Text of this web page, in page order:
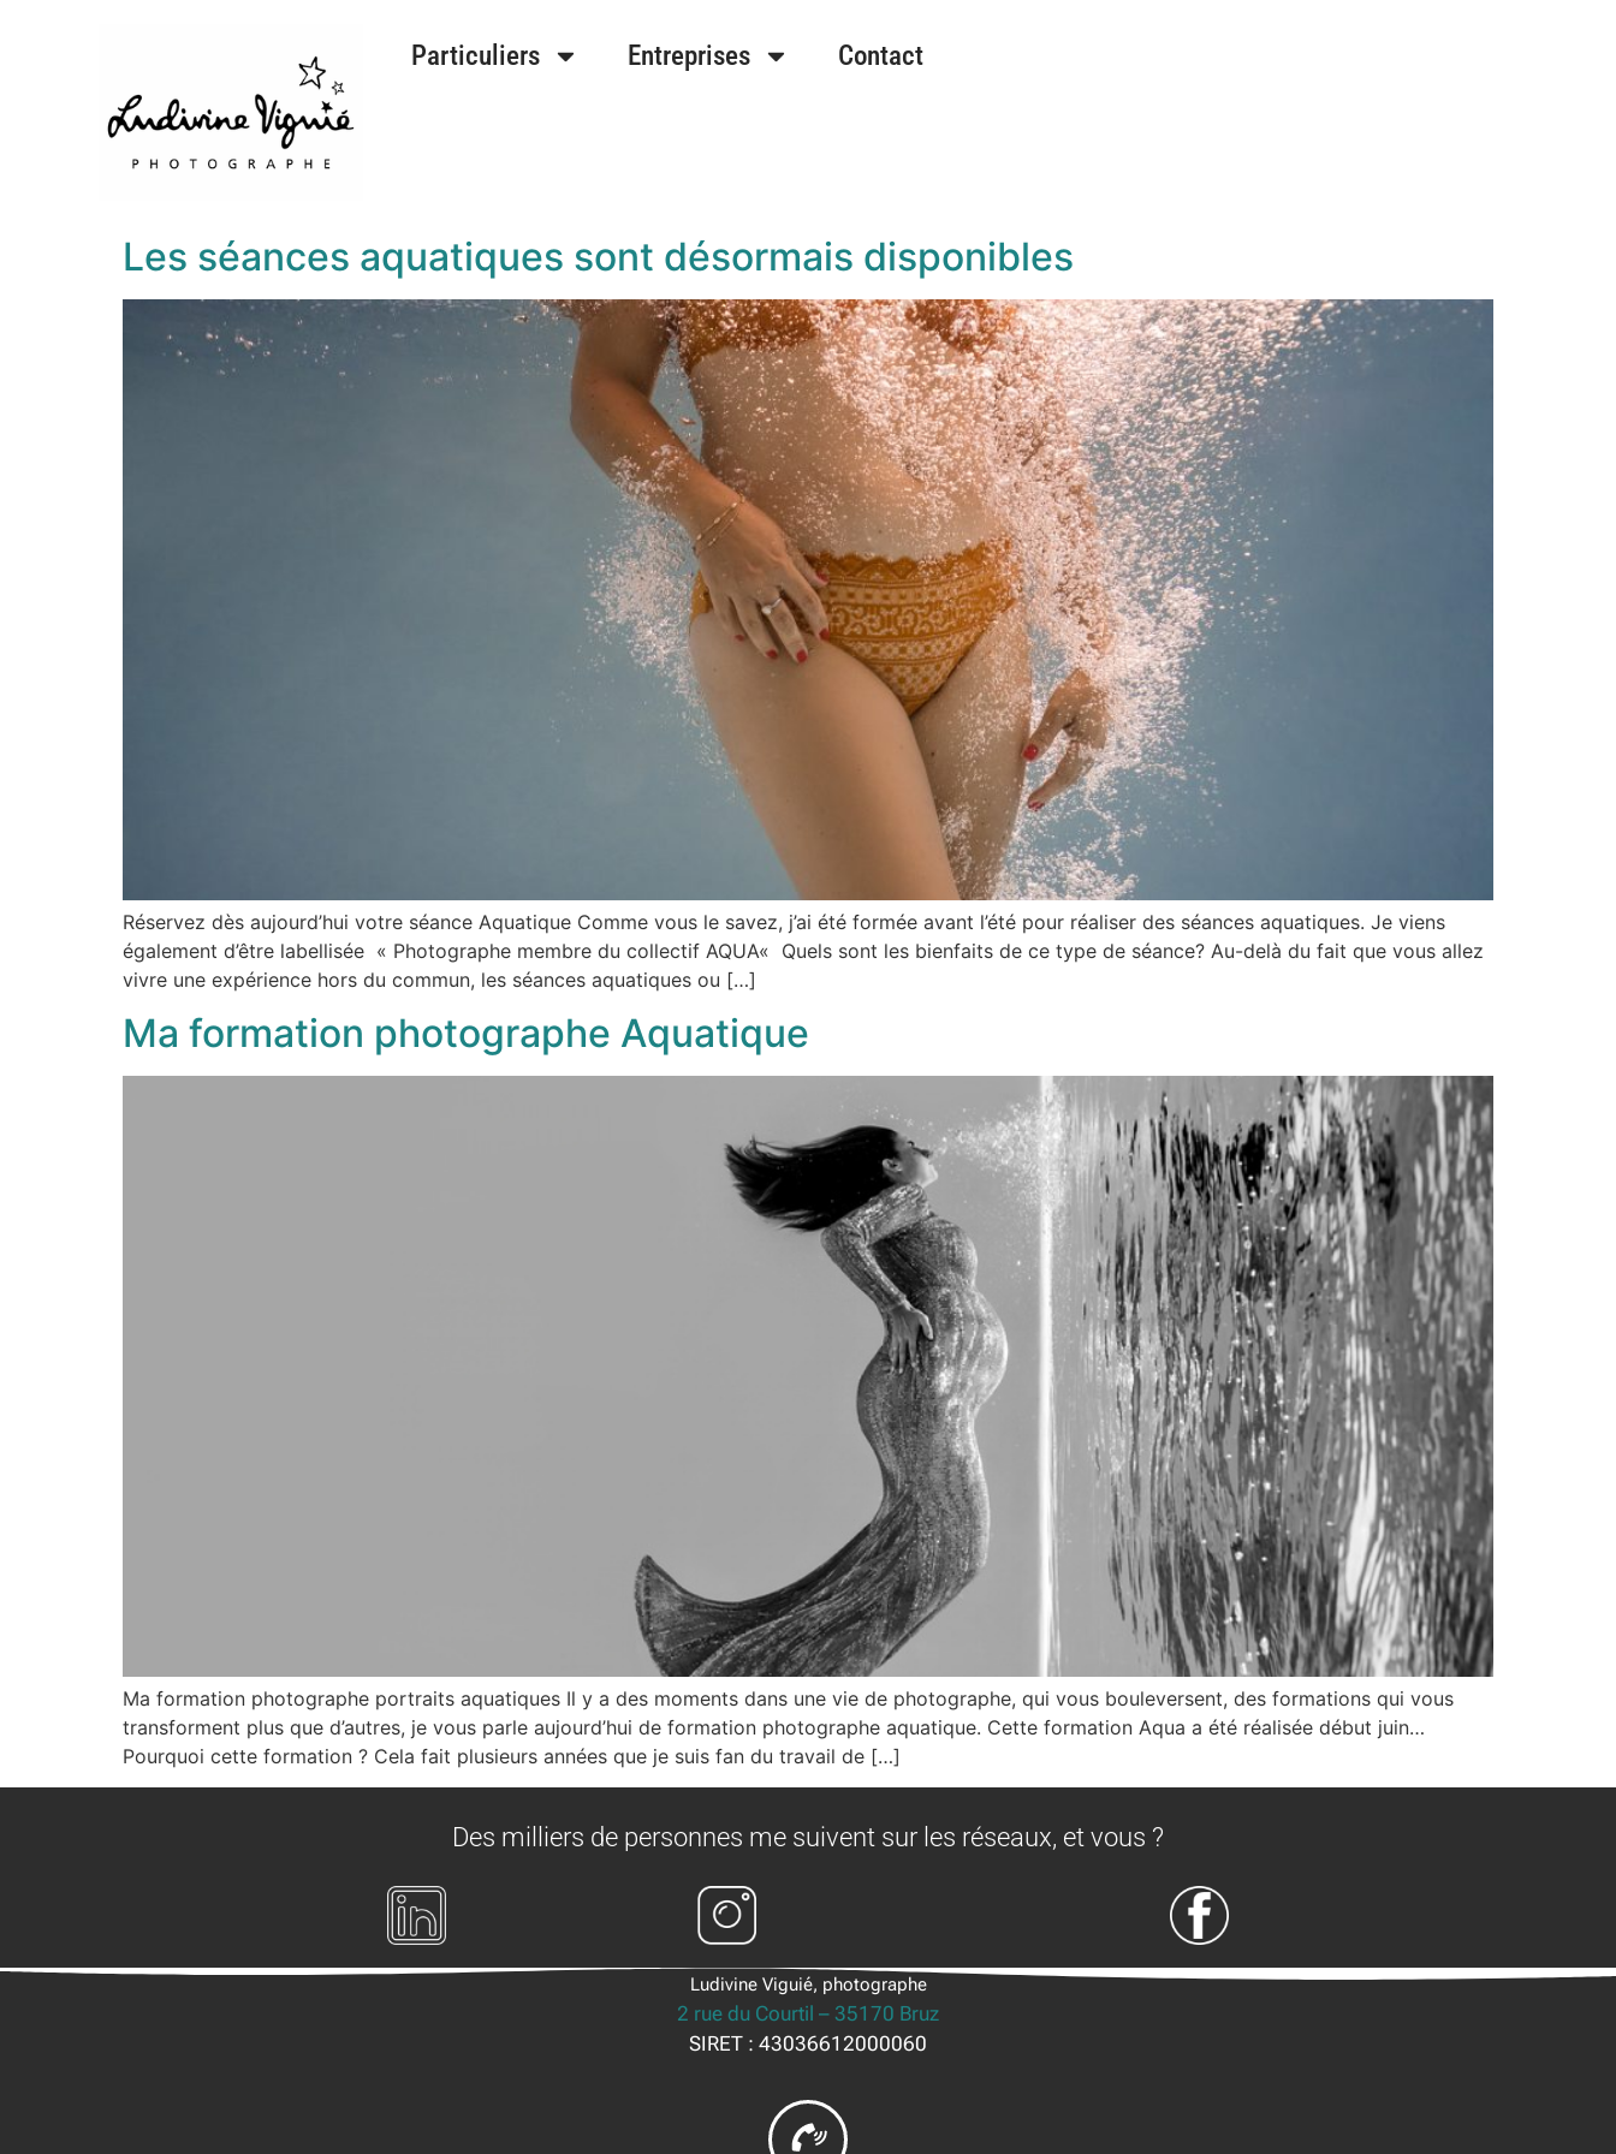
Particuliers Entreprises Contact
Les séances aquatiques sont désormais disponibles
Réservez dès aujourd’hui votre séance Aquatique Comme vous le savez, j’ai été formée avant l’été pour réaliser des séances aquatiques. Je viens
également d’être labellisée « Photographe membre du collectif AQUA« Quels sont les bienfaits de ce type de séance? Au-delà du fait que vous allez
vivre une expérience hors du commun, les séances aquatiques ou […]
Ma formation photographe Aquatique
Ma formation photographe portraits aquatiques Il y a des moments dans une vie de photographe, qui vous bouleversent, des formations qui vous
transforment plus que d’autres, je vous parle aujourd’hui de formation photographe aquatique. Cette formation Aqua a été réalisée début juin…
Pourquoi cette formation ? Cela fait plusieurs années que je suis fan du travail de […]
Des milliers de personnes me suivent sur les réseaux, et vous ?
Ludivine Viguié, photographe
2 rue du Courtil – 35170 Bruz
SIRET : 43036612000060